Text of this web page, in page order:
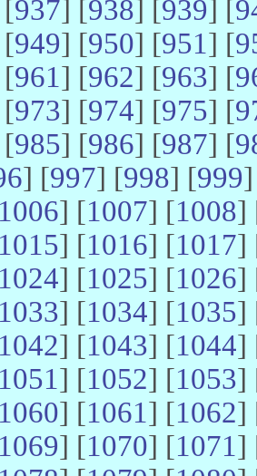
937] [938] [939] [
949] [950] [951] [
961] [962] [963] [
973] [974] [975] [
985] [986] [987] [
] [997] [998] [999
1006] [1007] [1008]
1015] [1016] [1017]
1024] [1025] [1026]
1033] [1034] [1035]
1042] [1043] [1044]
1051] [1052] [1053]
1060] [1061] [1062]
1069] [1070] [1071]